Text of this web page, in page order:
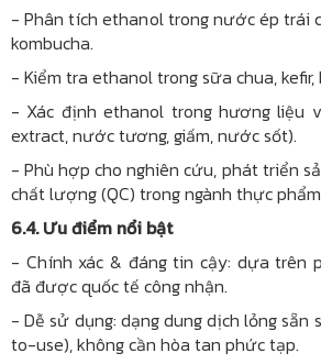
- Phân tích ethanol trong nước ép trái
kombucha.
- Kiểm tra ethanol trong sữa chua,
- Xác định ethanol trong hương liệu
extract, nước tương, giấm, nước sốt).
- Phù hợp cho nghiên cứu, phát triển
chất lượng (QC) trong ngành thực
6.4. Ưu điểm nổi bật
- Chính xác & đáng tin cậy: dựa trên
đã được quốc tế công nhận.
- Dễ sử dụng: dạng dung dịch lỏng sẵn
to-use), không cần hòa tan phức tạp.